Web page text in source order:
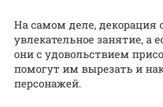
На самом деле, декорация
увлекательное занятие, а
они с удовольствием
помогут им вырезать и
персонажей.